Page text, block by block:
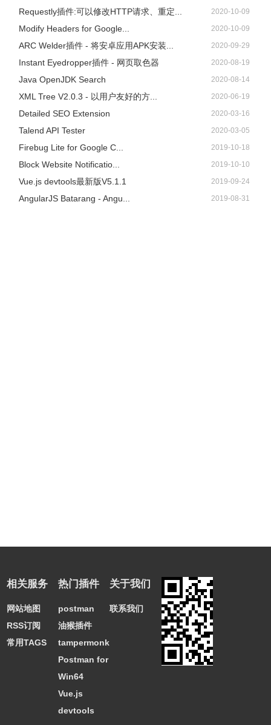
Requestly插件:可以修改HTTP请求、重定... 2020-10-09
Modify Headers for Google... 2020-10-09
ARC Welder插件 - 将安卓应用APK安装... 2020-09-29
Instant Eyedropper插件 - 网页取色器 2020-08-19
Java OpenJDK Search 2020-08-14
XML Tree V2.0.3 - 以用户友好的方... 2020-06-19
Detailed SEO Extension 2020-03-16
Talend API Tester 2020-03-05
Firebug Lite for Google C... 2019-10-18
Block Website Notificatio... 2019-10-10
Vue.js devtools最新版V5.1.1 2019-09-24
AngularJS Batarang - Angu... 2019-08-31
相关服务
网站地图
RSS订阅
常用TAGS
热门插件
postman
油猴插件
tampermonkey
Postman for
Win64
Vue.js
devtools
关于我们
联系我们